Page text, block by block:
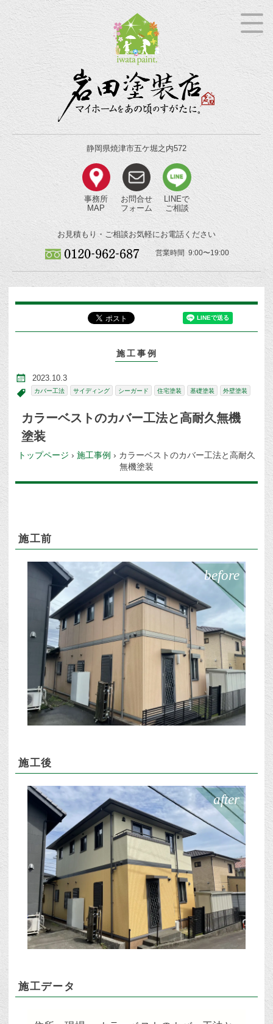
静岡県焼津市五ケ堀之内572
事務所
MAP
お問合せ
フォーム
LINEで
ご相談
お見積もり・ご相談お気軽にお電話ください
営業時間 9:00〜19:00
施工事例
2023.10.3
カバー工法 サイディング シーガード 住宅塗装 基礎塗装 外壁塗装
カラーベストのカバー工法と高耐久無機
塗装
トップページ › 施工事例 › カラーベストのカバー工法と高耐久
無機塗装
施工前
before
施工後
after
施工データ